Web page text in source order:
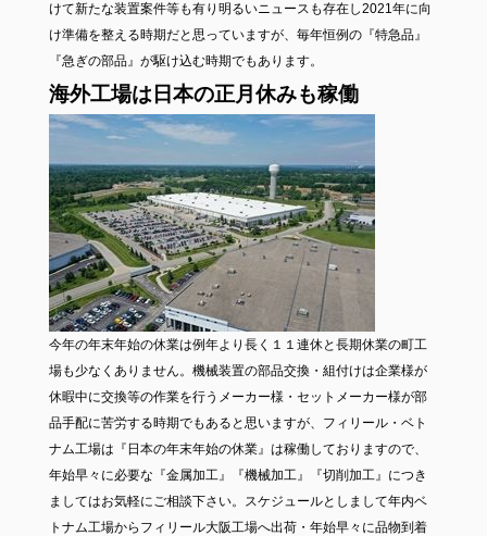
けて新たな装置案件等も有り明るいニュースも存在し2021年に向
け準備を整える時期だと思っていますが、毎年恒例の『特急品』
『急ぎの部品』が駆け込む時期でもあります。
海外工場は日本の正月休みも稼働
今年の年末年始の休業は例年より長く１１連休と長期休業の町工
場も少なくありません。機械装置の部品交換・組付けは企業様が
休暇中に交換等の作業を行うメーカー様・セットメーカー様が部
品手配に苦労する時期でもあると思いますが、フィリール・ベト
ナム工場は『日本の年末年始の休業』は稼働しておりますので、
年始早々に必要な『金属加工』『機械加工』『切削加工』につき
ましてはお気軽にご相談下さい。スケジュールとしまして年内ベ
トナム工場からフィリール大阪工場へ出荷・年始早々に品物到着